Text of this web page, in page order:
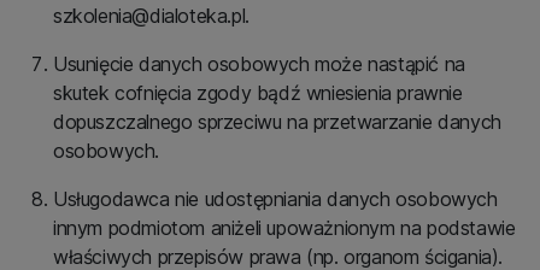
szkolenia@dialoteka.pl.
Usunięcie danych osobowych może nastąpić na
skutek cofnięcia zgody bądź wniesienia prawnie
dopuszczalnego sprzeciwu na przetwarzanie danych
osobowych.
Usługodawca nie udostępniania danych osobowych
innym podmiotom aniżeli upoważnionym na podstawie
właściwych przepisów prawa (np. organom ścigania).